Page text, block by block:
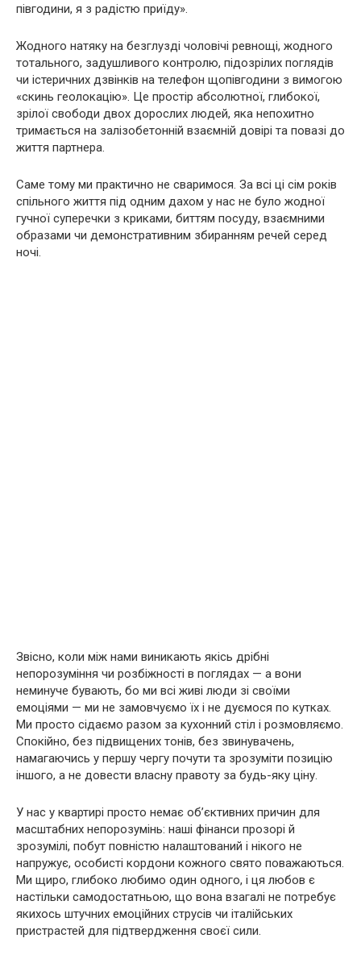
півгодини, я з радістю приїду».
Жодного натяку на безглузді чоловічі ревнощі, жодного
тотального, задушливого контролю, підозрілих поглядів
чи істеричних дзвінків на телефон щопівгодини з вимогою
«скинь геолокацію». Це простір абсолютної, глибокої,
зрілої свободи двох дорослих людей, яка непохитно
тримається на залізобетонній взаємній довірі та повазі до
життя партнера.
Саме тому ми практично не сваримося. За всі ці сім років
спільного життя під одним дахом у нас не було жодної
гучної суперечки з криками, биттям посуду, взаємними
образами чи демонстративним збиранням речей серед
ночі.
Звісно, коли між нами виникають якісь дрібні
непорозуміння чи розбіжності в поглядах — а вони
неминуче бувають, бо ми всі живі люди зі своїми
емоціями — ми не замовчуємо їх і не дуємося по кутках.
Ми просто сідаємо разом за кухонний стіл і розмовляємо.
Спокійно, без підвищених тонів, без звинувачень,
намагаючись у першу чергу почути та зрозуміти позицію
іншого, а не довести власну правоту за будь-яку ціну.
У нас у квартирі просто немає об’єктивних причин для
масштабних непорозумінь: наші фінанси прозорі й
зрозумілі, побут повністю налаштований і нікого не
напружує, особисті кордони кожного свято поважаються.
Ми щиро, глибоко любимо один одного, і ця любов є
настільки самодостатньою, що вона взагалі не потребує
якихось штучних емоційних струсів чи італійських
пристрастей для підтвердження своєї сили.